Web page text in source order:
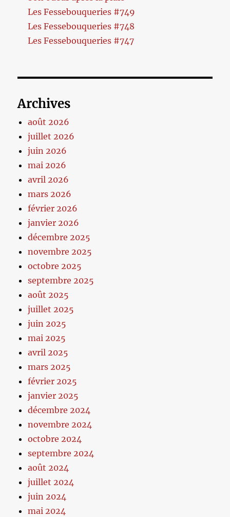
Les Fessebouqueries #749
Les Fessebouqueries #748
Les Fessebouqueries #747
Archives
août 2026
juillet 2026
juin 2026
mai 2026
avril 2026
mars 2026
février 2026
janvier 2026
décembre 2025
novembre 2025
octobre 2025
septembre 2025
août 2025
juillet 2025
juin 2025
mai 2025
avril 2025
mars 2025
février 2025
janvier 2025
décembre 2024
novembre 2024
octobre 2024
septembre 2024
août 2024
juillet 2024
juin 2024
mai 2024